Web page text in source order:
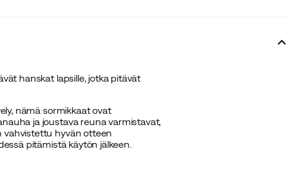
hanskat lapsille, jotka pitävät
nämä sormikkaat ovat
ja joustava reuna varmistavat,
vahvistettu hyvän otteen
pitämistä käytön jälkeen.